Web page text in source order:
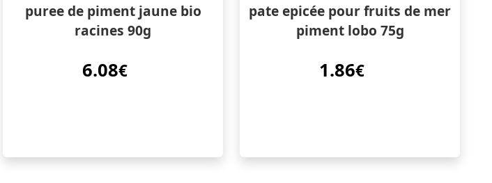
puree de piment jaune bio
racines 90g
6.08€
pate epicée pour fruits de mer
piment lobo 75g
1.86€